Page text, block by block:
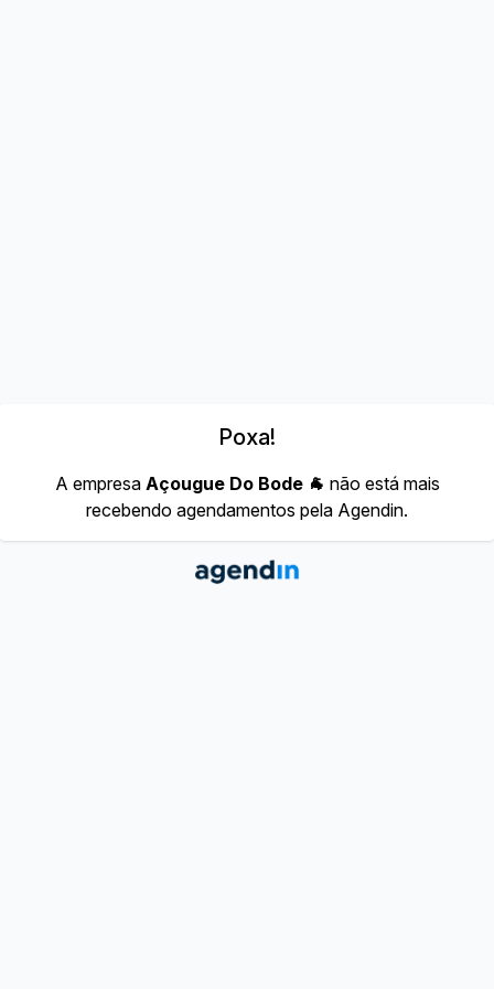
Poxa!
A empresa Açougue Do Bode 🐐 não está mais
recebendo agendamentos pela Agendin.